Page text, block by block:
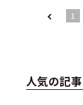
1
人気の記事